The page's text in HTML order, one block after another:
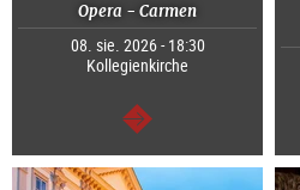
Opera - Carmen
08. sie. 2026 - 18:30
Kollegienkirche
dalej